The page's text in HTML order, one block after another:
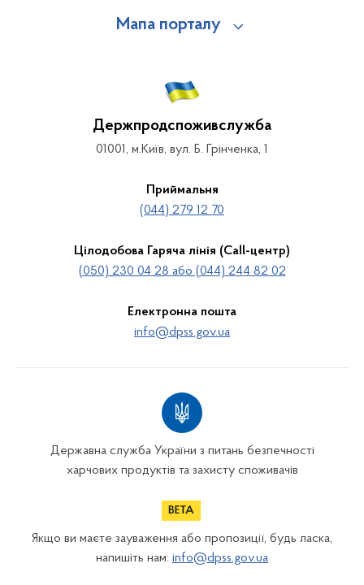
Мапа порталу
Держпродспоживслужба
01001, м.Київ, вул. Б. Грінченка, 1
Приймальня
(044) 279 12 70
Цілодобова Гаряча лінія (Call-центр)
(050) 230 04 28 або (044) 244 82 02
Електронна пошта
info@dpss.gov.ua
Державна служба України з питань безпечності
харчових продуктів та захисту споживачів
Якщо ви маєте зауваження або пропозиції, будь ласка,
напишіть нам: info@dpss.gov.ua